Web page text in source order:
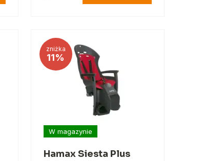
zniżka
11%
W magazynie
Hamax Siesta Plus